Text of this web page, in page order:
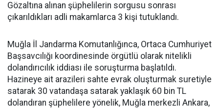
Gözaltına alınan şüphelilerin sorgusu sonrası
çıkarıldıkları adli makamlarca 3 kişi tutuklandı.
Muğla İl Jandarma Komutanlığınca, Ortaca Cumhuriyet
Başsavcılığı koordinesinde örgütlü olarak nitelikli
dolandırıcılık iddiası ile soruşturma başlatıldı.
Hazineye ait arazileri sahte evrak oluşturmak suretiyle
satarak 30 vatandaşa satarak yaklaşık 60 bin TL
dolandıran şüphelilere yönelik, Muğla merkezli Ankara,